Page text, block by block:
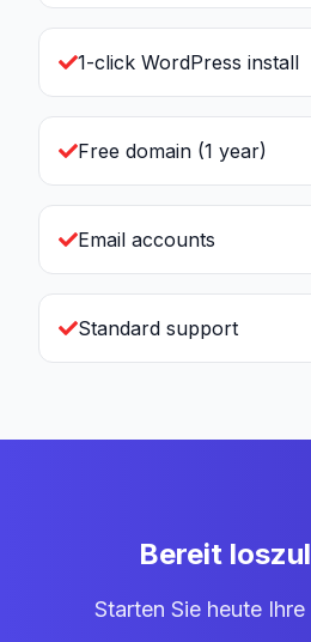
1-click WordPress install
Free domain (1 year)
Email accounts
Standard support
Bereit
Starten Sie heute